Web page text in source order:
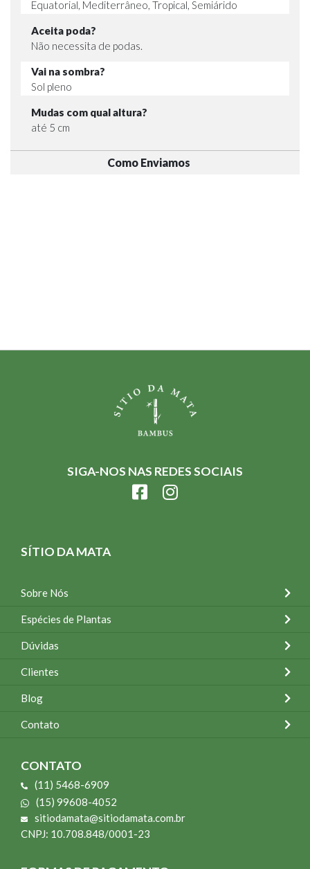
Equatorial, Mediterrâneo, Tropical, Semiárido
Aceita poda?
Não necessita de podas.
Vai na sombra?
Sol pleno
Mudas com qual altura?
até 5 cm
Como Enviamos
SIGA-NOS NAS REDES SOCIAIS
SÍTIO DA MATA
Sobre Nós
Espécies de Plantas
Dúvidas
Clientes
Blog
Contato
CONTATO
(11) 5468-6909
(15) 99608-4052
sitiodamata@sitiodamata.com.br
CNPJ: 10.708.848/0001-23